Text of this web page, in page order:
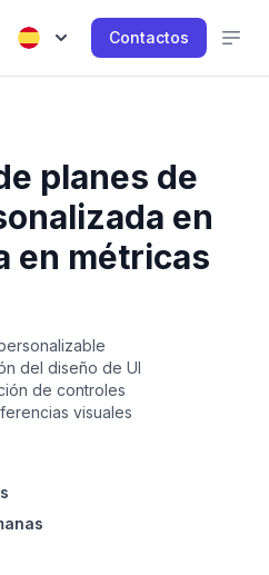
Contactos
planes de
en
en métricas
del diseño de UI
de controles
visuales